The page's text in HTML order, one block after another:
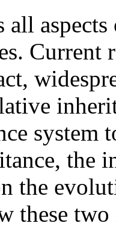
all
Current
the
the
these